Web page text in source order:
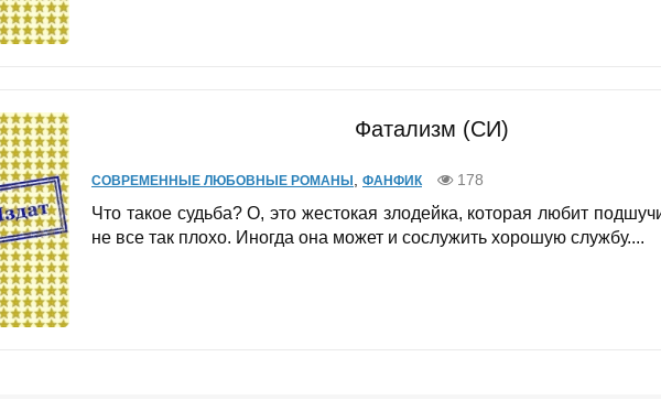
Фатализм (СИ)
СОВРЕМЕННЫЕ ЛЮБОВНЫЕ РОМАНЫ ФАНФИК 178
Что такое судьба? О, это жестокая злодейка, которая любит
не все так плохо. Иногда она может и сослужить хорошую службу....